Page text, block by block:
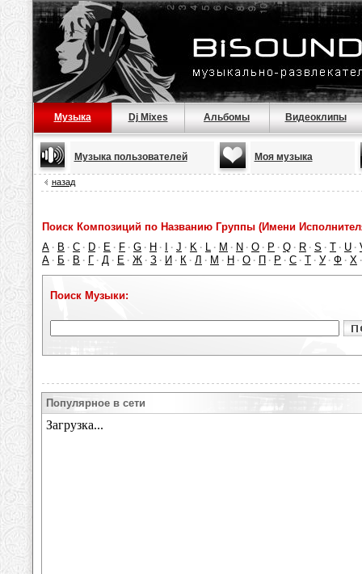
Музыка Dj Mixes Альбомы Видеоклипы
Музыка пользователей Моя музыка
назад
Поиск Композиций по Названию Группы (Имени
A · B · C · D · E · F · G · H · · J · K · L · M · N · O · P · Q · R · S · T · U ·
А · Б · В · Г · Д · Е · Ж · З · И · К · Л · М · Н · О · П · Р · С · Т · У · Ф · Х
Поиск Музыки:
Популярное в сети